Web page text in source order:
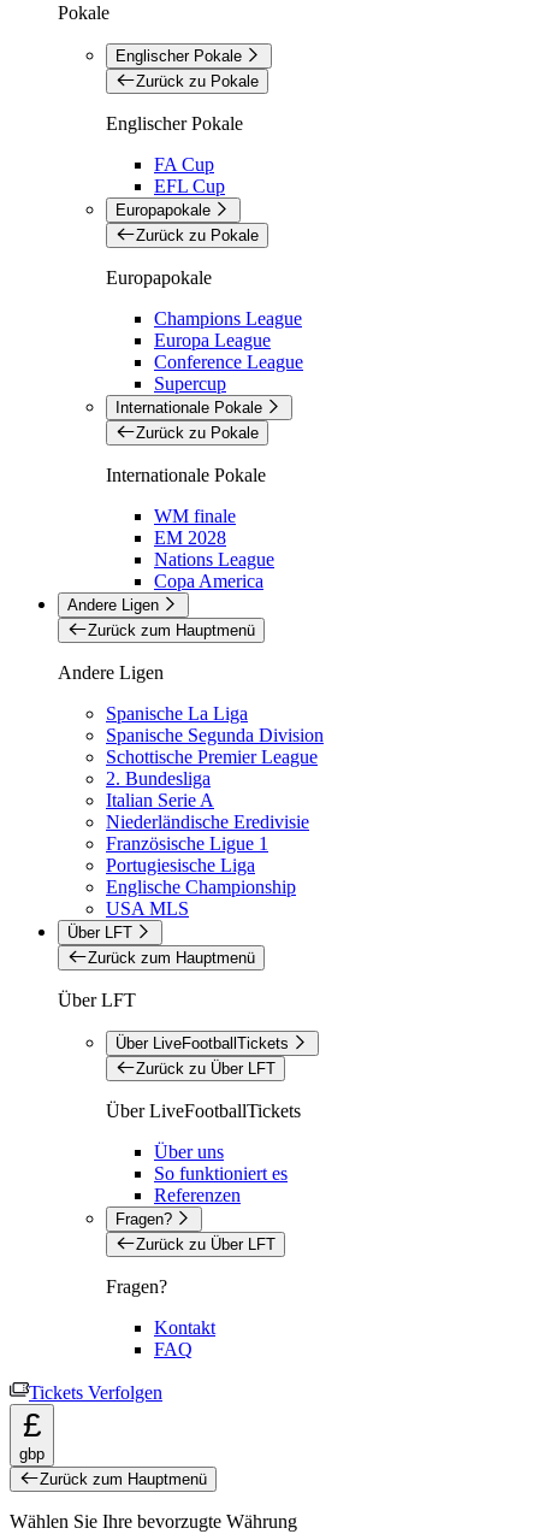
Pokale
Englischer Pokale
Zurück zu Pokale
Englischer Pokale
FA Cup
EFL Cup
Europapokale
Zurück zu Pokale
Europapokale
Champions League
Europa League
Conference League
Supercup
Internationale Pokale
Zurück zu Pokale
Internationale Pokale
WM finale
EM 2028
Nations League
Copa America
Andere Ligen
Zurück zum Hauptmenü
Andere Ligen
Spanische La Liga
Spanische Segunda Division
Schottische Premier League
2. Bundesliga
Italian Serie A
Niederländische Eredivisie
Französische Ligue 1
Portugiesische Liga
Englische Championship
USA MLS
Über LFT
Zurück zum Hauptmenü
Über LFT
Über LiveFootballTickets
Zurück zu Über LFT
Über LiveFootballTickets
Über uns
So funktioniert es
Referenzen
Fragen?
Zurück zu Über LFT
Fragen?
Kontakt
FAQ
Tickets Verfolgen
£
gbp
Zurück zum Hauptmenü
Wählen Sie Ihre bevorzugte Währung